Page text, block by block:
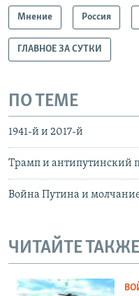
Мнение Россия
ГЛАВНОЕ ЗА СУТКИ
ПО ТЕМЕ
1941-й и 2017-й
Трамп и антипутинский
Война Путина и
ЧИТАЙТЕ